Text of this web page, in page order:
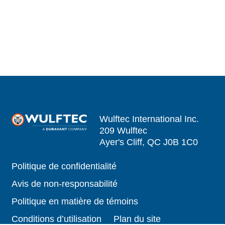
Wulftec International Inc.
209 Wulftec
Ayer's Cliff, QC J0B 1C0
Politique de confidentialité
Avis de non-responsabilité
Politique en matière de témoins
Conditions d’utilisation
Plan du site